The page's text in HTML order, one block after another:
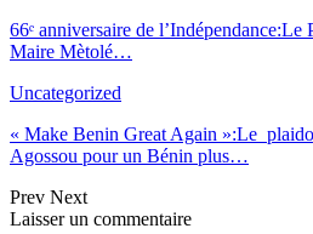
66ᵉ anniversaire de
Maire Mètolé…
Uncategorized
« Make Benin Great Again »:Le
Agossou pour un Bénin plus…
Prev Next
Laisser un commentaire